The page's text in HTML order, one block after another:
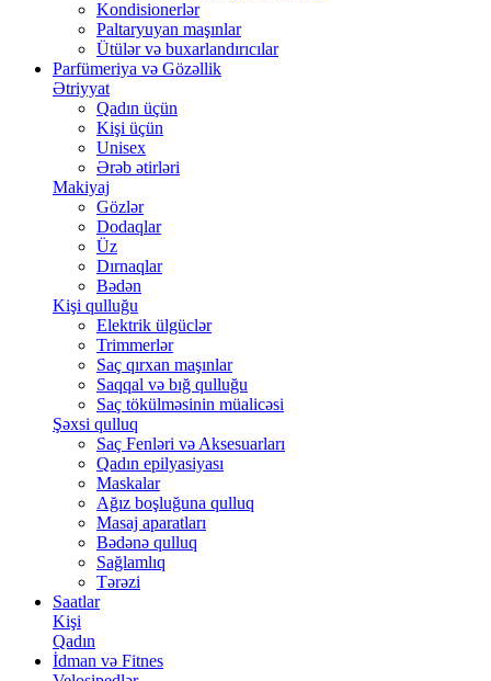
Kondisionerlər
Paltaryuyan maşınlar
Ütülər və buxarlandırıcılar
Parfümeriya və Gözəllik
Ətriyyat
Qadın üçün
Kişi üçün
Unisex
Ərəb ətirləri
Makiyaj
Gözlər
Dodaqlar
Üz
Dırnaqlar
Bədən
Kişi qulluğu
Elektrik ülgüclər
Trimmerlər
Saç qırxan maşınlar
Saqqal və bığ qulluğu
Saç tökülməsinin müalicəsi
Şəxsi qulluq
Saç Fenləri və Aksesuarları
Qadın epilyasiyası
Maskalar
Ağız boşluğuna qulluq
Masaj aparatları
Bədənə qulluq
Sağlamlıq
Tərəzi
Saatlar
Kişi
Qadın
İdman və Fitnes